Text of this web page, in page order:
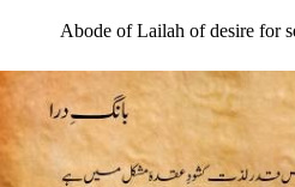
Abode of Lailah of desire for